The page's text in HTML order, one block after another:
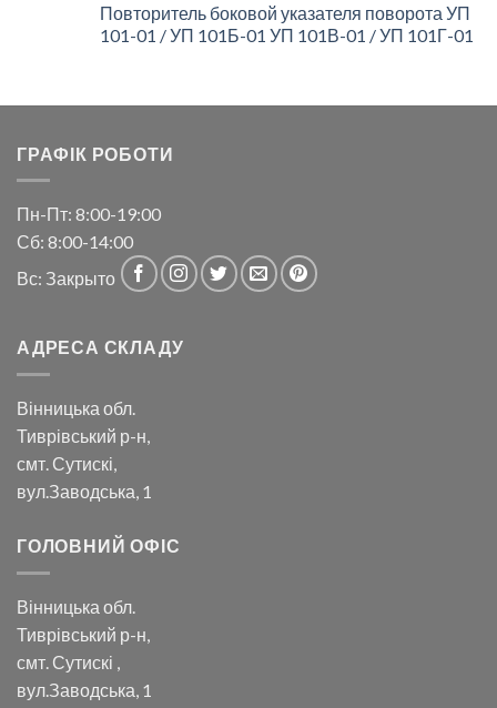
Повторитель боковой указателя поворота УП
101-01 / УП 101Б-01 УП 101В-01 / УП 101Г-01
ГРАФІК РОБОТИ
Пн-Пт: 8:00-19:00
Сб: 8:00-14:00
Вс: Закрыто
АДРЕСА СКЛАДУ
Вінницька обл.
Тиврівський р-н,
смт. Сутискі,
вул.Заводська, 1
ГОЛОВНИЙ ОФІС
Вінницька обл.
Тиврівський р-н,
смт. Сутискі ,
вул.Заводська, 1